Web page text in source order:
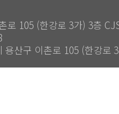
로 105 (한강로 3가) 3층
용산구 이촌로 105 (한강로